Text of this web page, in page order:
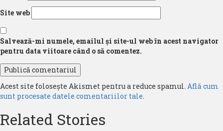
Site web
Salvează-mi numele, emailul și site-ul web în acest navigator
pentru data viitoare când o să comentez.
Acest site folosește Akismet pentru a reduce spamul. Află cum
sunt procesate datele comentariilor tale.
Related Stories